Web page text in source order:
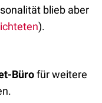
blieb aber
).
Bürofür weitere